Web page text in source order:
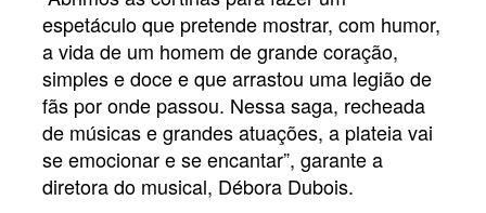
espetáculo que pretende mostrar, com humor,
a vida de um homem de grande coração,
simples e doce e que arrastou uma legião de
fãs por onde passou. Nessa saga, recheada
de músicas e grandes atuações, a plateia vai
se emocionar e se encantar”, garante a
diretora do musical, Débora Dubois.